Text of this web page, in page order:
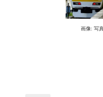
画像: 写